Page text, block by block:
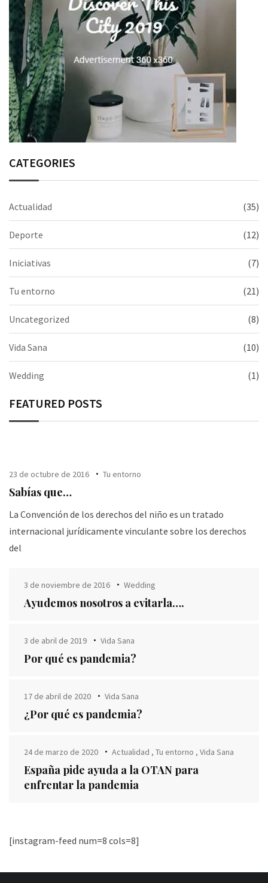
CATEGORIES
Actualidad (35)
Deporte (12)
Iniciativas (7)
Tu entorno (21)
Uncategorized (8)
Vida Sana (10)
Wedding (1)
FEATURED POSTS
23 de octubre de 2016 Tu entorno
Sabías que…
La Convención de los derechos del niño es un tratado
internacional jurídicamente vinculante sobre los derechos
del
3 de noviembre de 2016 Wedding
Ayudemos nosotros a evitarla….
3 de abril de 2019 Vida Sana
Por qué es pandemia?
17 de abril de 2020 Vida Sana
¿Por qué es pandemia?
24 de marzo de 2020 Actualidad , Tu entorno , Vida Sana
España pide ayuda a la OTAN para
enfrentar la pandemia
[instagram-feed num=8 cols=8]